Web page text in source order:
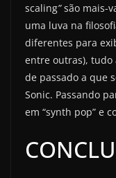
scaling”são mais-
uma luva na
diferentes para
entre outras), tudo
de passado a que
Sonic. Passando
em “synth pop” e